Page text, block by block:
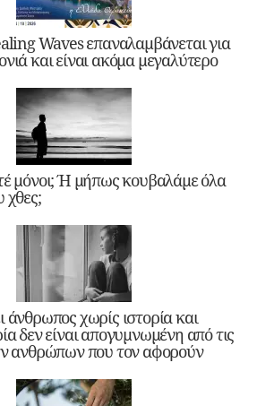
Waves επαναλαμβάνεται για
και είναι ακόμα μεγαλύτερο
μόνοι; Ή μήπως κουβαλάμε όλα
χθες;
άνθρωπος χωρίς ιστορία και
δεν είναι απογυμνωμένη από τις
ανθρώπων που τον αφορούν